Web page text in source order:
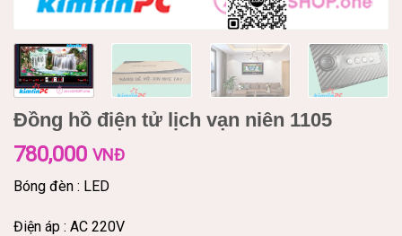
Đồng hồ điện tử lịch vạn niên 1105
780,000 VNĐ
Bóng đèn : LED
Điện áp : AC 220V